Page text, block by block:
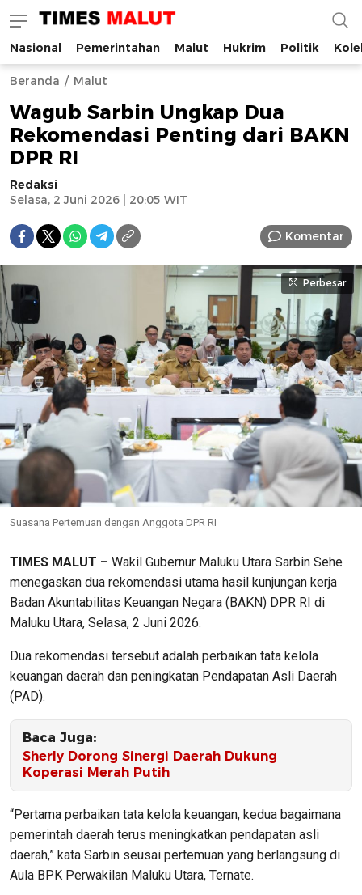
Times Malut
Berita Maluku Utara Terbaru
Nasional Pemerintahan Malut Hukrim Politik
Beranda Malut
Wagub Sarbin Ungkap Dua
Rekomendasi Penting dari BAKN
DPR RI
Redaksi
Selasa, 2 Juni 2026 | 20:05 WIT
Komentar
Perbesar
Suasana Pertemuan dengan Anggota DPR RI
TIMES MALUT – Wakil Gubernur Maluku Utara Sarbin Sehe
menegaskan dua rekomendasi utama hasil kunjungan kerja
Badan Akuntabilitas Keuangan Negara (BAKN) DPR RI di
Maluku Utara, Selasa, 2 Juni 2026.
Dua rekomendasi tersebut adalah perbaikan tata kelola
keuangan daerah dan peningkatan Pendapatan Asli Daerah
(PAD).
Baca Juga:
Sherly Dorong Sinergi Daerah Dukung
Koperasi Merah Putih
“Pertama perbaikan tata kelola keuangan, kedua bagaimana
pemerintah daerah terus meningkatkan pendapatan asli
daerah,” kata Sarbin seusai pertemuan yang berlangsung di
Aula BPK Perwakilan Maluku Utara, Ternate.